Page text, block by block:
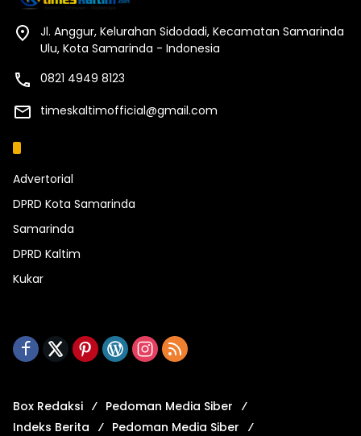
Jl. Anggur, Kelurahan Sidodadi, Kecamatan Samarinda
Ulu, Kota Samarinda - Indonesia
0821 4949 8123
timeskaltimofficial@gmail.com
Advertorial
DPRD Kota Samarinda
Samarinda
DPRD Kaltim
Kukar
Box Redaksi
Pedoman Media Siber
Indeks Berita
Pedoman Media Siber